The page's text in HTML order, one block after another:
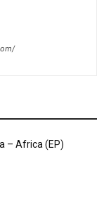
– Africa (EP)